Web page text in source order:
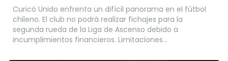
Curicó Unido enfrenta un difícil panorama en el fútbol
chileno. El club no podrá realizar fichajes para la
segunda rueda de la Liga de Ascenso debido a
incumplimientos financieros. Limitaciones…